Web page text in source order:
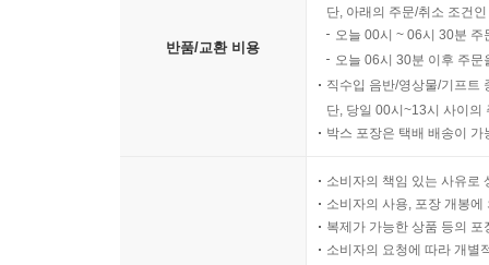
반품/교환 비용
단, 아래의 주문/취소 조건
오늘 00시 ~ 06시 30분
오늘 06시 30분 이후 주
직수입 음반/영상물/기프트
단, 당일 00시~13시 사이의
박스 포장은 택배 배송이
소비자의 책임 있는 사유로
소비자의 사용, 포장 개봉
복제가 가능한 상품 등의
소비자의 요청에 따라 개별